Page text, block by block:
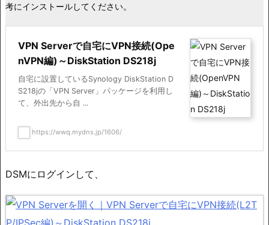
考にインストールしてください。
VPN Serverで自宅にVPN接続(Ope
nVPN編)～DiskStation DS218j
自宅に設置しているSynology DiskStation D
S218jの「VPN Server」パッケージを利用し
て、外出先から自 ...
https://wwq.mydns.jp/1606/
DSMにログインして、